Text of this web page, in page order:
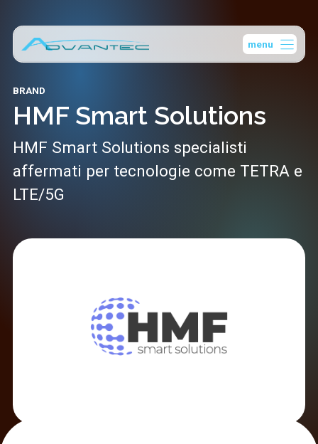
contenuto
menu
BRAND
HMF Smart Solutions
HMF Smart Solutions specialisti
affermati per tecnologie come TETRA e
LTE/5G